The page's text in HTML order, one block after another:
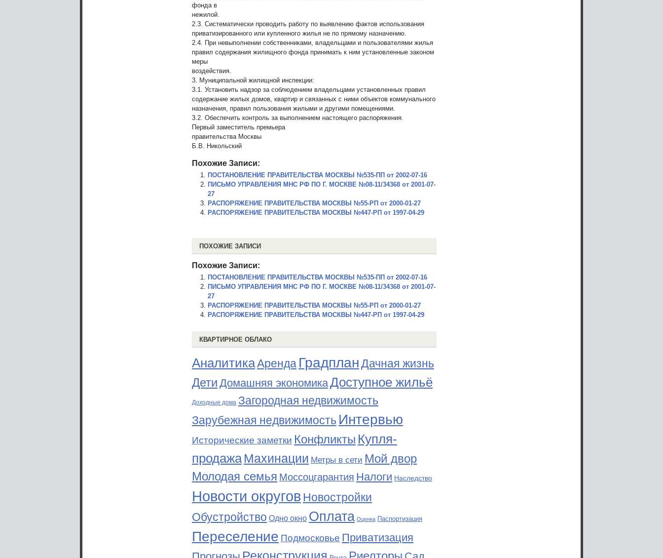
фонда в
нежилой.
2.3. Систематически проводить работу по выявлению фактов использования
приватизированного или купленного жилья не по прямому назначению.
2.4. При невыполнении собственниками, владельцами и пользователями жилья
правил содержания жилищного фонда принимать к ним установленные законом
меры
воздействия.
3. Муниципальной жилищной инспекции:
3.1. Установить надзор за соблюдением владельцами установленных правил
содержание жилых домов, квартир и связанных с ними объектов коммунального
назначения, правил пользования жилыми и другими помещениями.
3.2. Обеспечить контроль за выполнением настоящего распоряжения.
Первый заместитель премьера
правительства Москвы
Б.В. Никольский
Похожие Записи:
ПОСТАНОВЛЕНИЕ ПРАВИТЕЛЬСТВА МОСКВЫ №535-ПП от 2002-07-16
ПИСЬМО УПРАВЛЕНИЯ МНС РФ ПО Г. МОСКВЕ №08-11/34368 от 2001-07-
27
РАСПОРЯЖЕНИЕ ПРАВИТЕЛЬСТВА МОСКВЫ №55-РП от 2000-01-27
РАСПОРЯЖЕНИЕ ПРАВИТЕЛЬСТВА МОСКВЫ №447-РП от 1997-04-29
ПОХОЖИЕ ЗАПИСИ
Похожие Записи:
ПОСТАНОВЛЕНИЕ ПРАВИТЕЛЬСТВА МОСКВЫ №535-ПП от 2002-07-16
ПИСЬМО УПРАВЛЕНИЯ МНС РФ ПО Г. МОСКВЕ №08-11/34368 от 2001-07-
27
РАСПОРЯЖЕНИЕ ПРАВИТЕЛЬСТВА МОСКВЫ №55-РП от 2000-01-27
РАСПОРЯЖЕНИЕ ПРАВИТЕЛЬСТВА МОСКВЫ №447-РП от 1997-04-29
КВАРТИРНОЕ ОБЛАКО
АналитикаАренда ГрадпланДачная жизнь
Дети Домашняя экономикаДоступное жильё
Доходные дома Загородная недвижимость
Зарубежная недвижимость Интервью
Исторические заметки Конфликты Купля-
продажа Махинации Метры в сети Мой двор
Молодая семья Моссоцгарантия Налоги Наследство
Новости округов Новостройки
Обустройство Одно окно Оплата Оценка Паспортизация
Переселение Подмосковье Приватизация